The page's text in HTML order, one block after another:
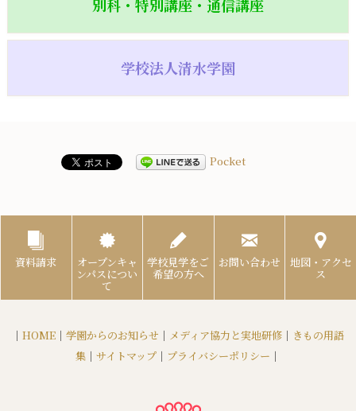
別科・特別講座・通信講座
学校法人清水学園
Pocket
資料請求 オープンキャ
ンパスについ
て
学校見学をご
希望の方へ
お問い合わせ 地図・アクセ
ス
｜ HOME ｜ 学園からのお知らせ ｜ メディア協力と実地研修 ｜ きもの用語
集 ｜ サイトマップ ｜ プライバシーポリシー ｜